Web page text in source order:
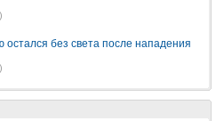
)
остался без света после нападения
)